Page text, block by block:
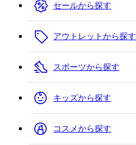
セールから探す
アウトレットから探す
スポーツから探す
キッズから探す
コスメから探す